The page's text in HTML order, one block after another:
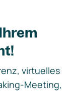
virtuelles
Meeting,